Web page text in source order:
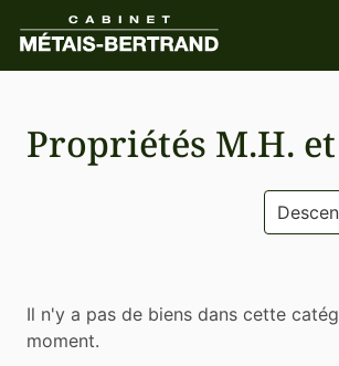
Propriétés M.H.
Il n'y a pas de biens dans cette
moment.